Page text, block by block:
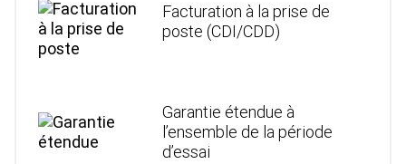
Facturation à la prise de
poste (CDI/CDD)
Garantie étendue à
l’ensemble de la période
d’essai